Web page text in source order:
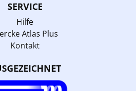
SERVICE
Hilfe
Atlas Plus
Kontakt